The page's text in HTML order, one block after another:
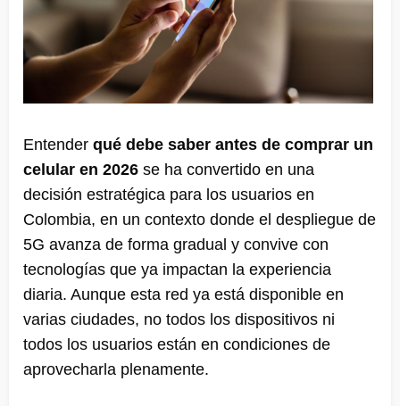
Entender qué debe saber antes de comprar un
celular en 2026 se ha convertido en una
decisión estratégica para los usuarios en
Colombia, en un contexto donde el despliegue de
5G avanza de forma gradual y convive con
tecnologías que ya impactan la experiencia
diaria. Aunque esta red ya está disponible en
varias ciudades, no todos los dispositivos ni
todos los usuarios están en condiciones de
aprovecharla plenamente.